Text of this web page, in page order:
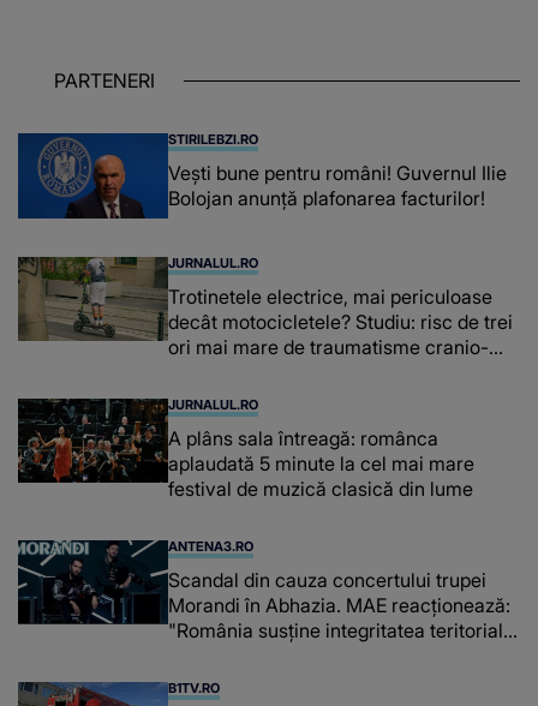
chiar și după trecerea anilor: "De
PARTENERI
STIRILEBZI.RO
Vești bune pentru români! Guvernul Ilie
Bolojan anunță plafonarea facturilor!
JURNALUL.RO
Trotinetele electrice, mai periculoase
decât motocicletele? Studiu: risc de trei
ori mai mare de traumatisme cranio-
JURNALUL.RO
A plâns sala întreagă: românca
aplaudată 5 minute la cel mai mare
festival de muzică clasică din lume
ANTENA3.RO
Scandal din cauza concertului trupei
Morandi în Abhazia. MAE reacționează:
"România susține integritatea teritorială
B1TV.RO